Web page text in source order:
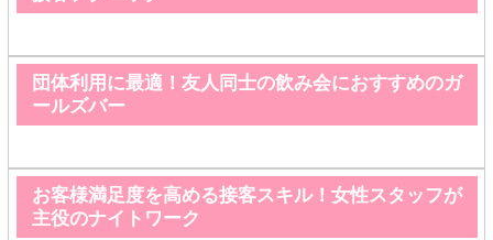
団体利用に最適！友人同士の飲み会におすすめのガ
ールズバー
お客様満足度を高める接客スキル！女性スタッフが
主役のナイトワーク